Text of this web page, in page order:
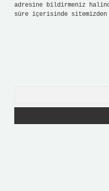
adresine bildirmeniz
süre içerisinde